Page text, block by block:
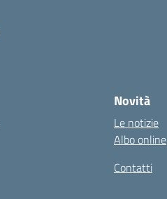
Novità
Le notizie
Albo online
Contatti